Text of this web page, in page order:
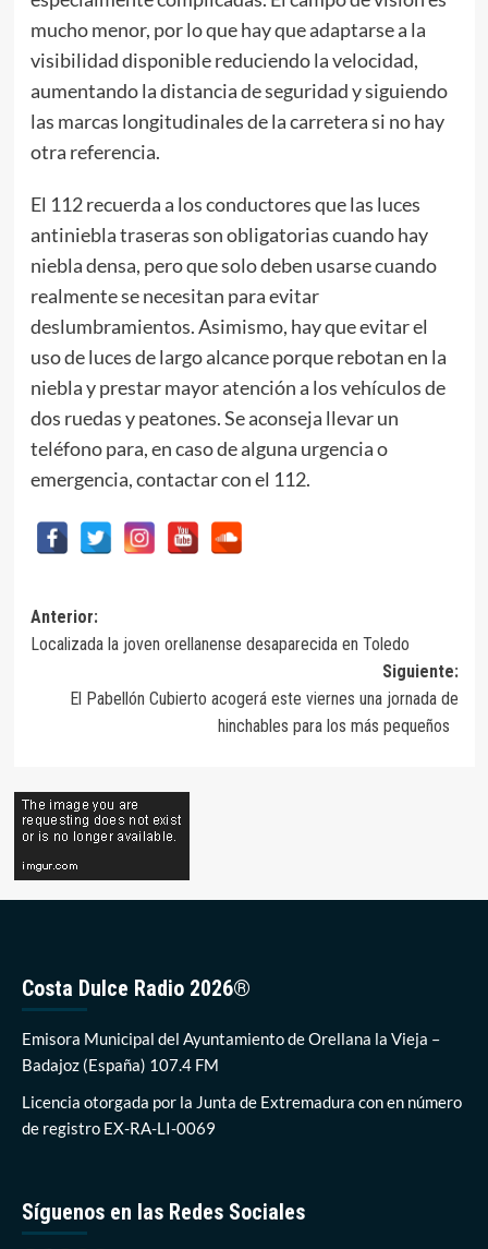
mucho menor, por lo que hay que adaptarse a la
visibilidad disponible reduciendo la velocidad,
aumentando la distancia de seguridad y siguiendo
las marcas longitudinales de la carretera si no hay
otra referencia.
El 112 recuerda a los conductores que las luces
antiniebla traseras son obligatorias cuando hay
niebla densa, pero que solo deben usarse cuando
realmente se necesitan para evitar
deslumbramientos. Asimismo, hay que evitar el
uso de luces de largo alcance porque rebotan en la
niebla y prestar mayor atención a los vehículos de
dos ruedas y peatones. Se aconseja llevar un
teléfono para, en caso de alguna urgencia o
emergencia, contactar con el 112.
Navegación
de
entradas
Anterior:
Localizada la joven orellanense desaparecida en Toledo
Siguiente:
El Pabellón Cubierto acogerá este viernes una jornada de
hinchables para los más pequeños
Costa Dulce Radio 2026®
Emisora Municipal del Ayuntamiento de Orellana la Vieja –
Badajoz (España) 107.4 FM
Licencia otorgada por la Junta de Extremadura con en número
de registro EX-RA-LI-0069
Síguenos en las Redes Sociales